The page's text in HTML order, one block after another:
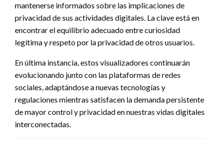
mantenerse informados sobre las implicaciones de
privacidad de sus actividades digitales. La clave está en
encontrar el equilibrio adecuado entre curiosidad
legítima y respeto por la privacidad de otros usuarios.
En última instancia, estos visualizadores continuarán
evolucionando junto con las plataformas de redes
sociales, adaptándose a nuevas tecnologías y
regulaciones mientras satisfacen la demanda persistente
de mayor control y privacidad en nuestras vidas digitales
interconectadas.